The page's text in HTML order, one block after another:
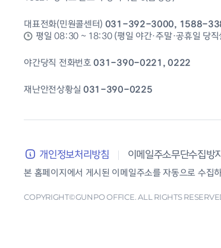
대표전화(민원콜센터) 031-392-3000, 1588-
평일 08:30 ~ 18:30 (평일 야간·주말·공휴일 당직
야간당직 전화번호031-390-0221, 0222
재난안전상황실 031-390-0225
개인정보처리방침 이메일주소무단수집방
본 홈페이지에서 게시된 이메일주소를 자동으로 수집
COPYRIGHT©GUNPO OFFICE. ALL RIGHTS